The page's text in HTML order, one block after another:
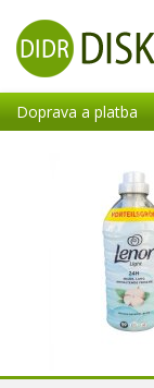
Doprava a platba